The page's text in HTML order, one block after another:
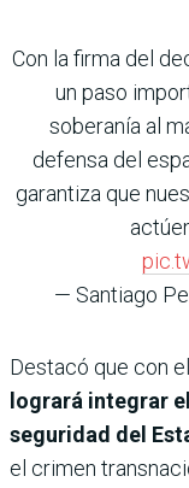
Con la firma del
un paso
soberanía al
defensa del
garantiza que
— Santiago
Destacó que con
logrará integrar
seguridad del
el crimen